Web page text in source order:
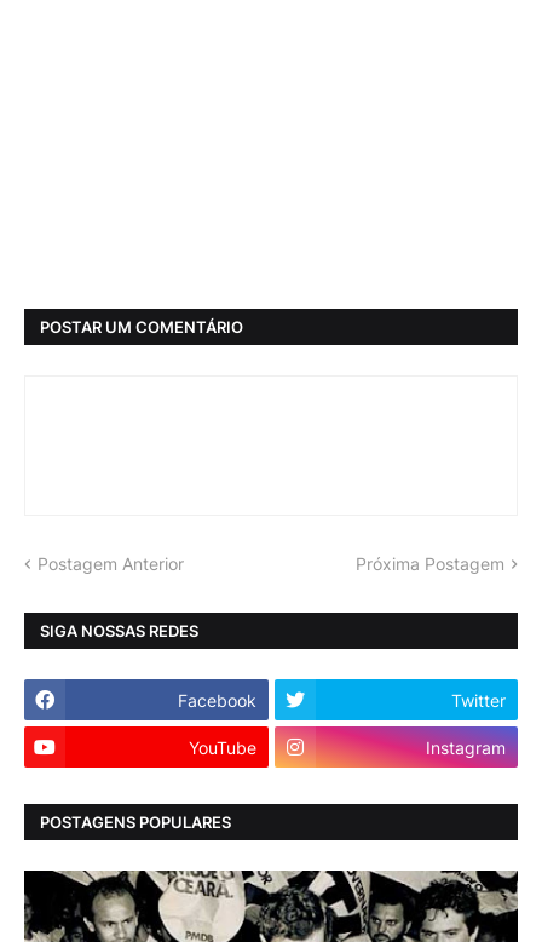
POSTAR UM COMENTÁRIO
Postagem Anterior Próxima Postagem
SIGA NOSSAS REDES
Facebook Twitter
YouTube Instagram
POSTAGENS POPULARES